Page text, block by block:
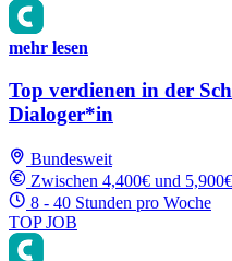
mehr lesen
Top verdienen in der
Dialoger*in
Bundesweit
Zwischen 4,400€ und
8 - 40 Stunden pro Woche
TOP JOB